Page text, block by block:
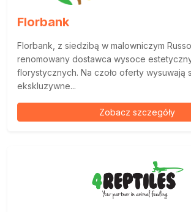
Florbank
Florbank, z siedzibą w malowniczym
renomowany dostawca wysoce
florystycznych. Na czoło oferty wysuwają
ekskluzywne...
Zobacz szczegóły